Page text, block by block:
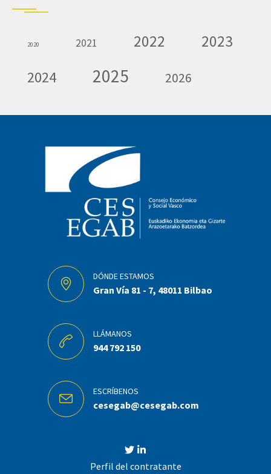
2020 2021 2022 2023
2024 2025 2026
DÓNDE ESTAMOS
Gran Vía 81 - 7, 48011 Bilbao
LLÁMANOS
944 792 150
ESCRÍBENOS
cesegab@cesegab.com
Perfil del contratante